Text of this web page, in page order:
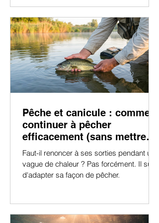
Pêche et canicule : comment
continuer à pêcher
efficacement (sans mettre
les poissons ni vous-même
en danger)
Faut-il renoncer à ses sorties pendant une
vague de chaleur ? Pas forcément. Il suffit
d'adapter sa façon de pêcher.